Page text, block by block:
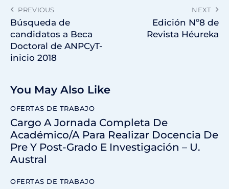
PREVIOUS
Búsqueda de
candidatos a Beca
Doctoral de ANPCyT-
inicio 2018
NEXT
Edición Nº8 de
Revista Héureka
You May Also Like
OFERTAS DE TRABAJO
Cargo A Jornada Completa De
Académico/A Para Realizar Docencia De
Pre Y Post-Grado E Investigación – U.
Austral
OFERTAS DE TRABAJO